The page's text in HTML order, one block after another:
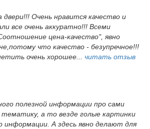
двери!!! Очень нравится качество и
все очень аккуратно!!! Всеми
цена-качество", явно
что качество - безупречное!!!
очень хорошее... читать отзыв
полезной информации про сами
тематику, а то везде голые картинки
информации. А здесь явно делают для